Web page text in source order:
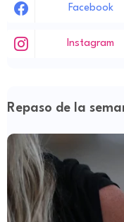
Facebook
Instagram
Repaso de la